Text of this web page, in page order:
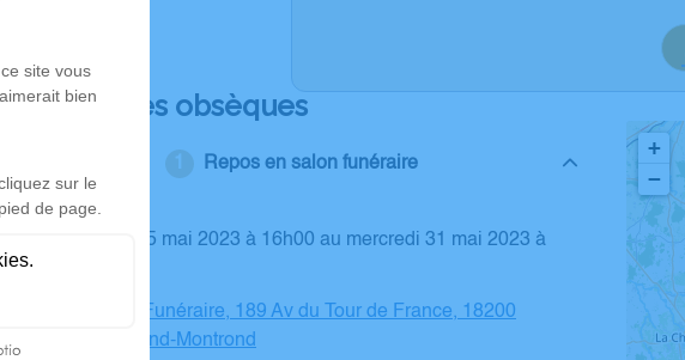
Déroulé des obsèques
Repos en salon funéraire
Chambre Funéraire, 189 Av du Tour de France, 18200
Saint-Amand-Montrond
+
−